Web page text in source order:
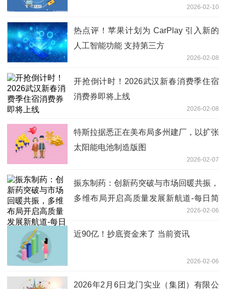
2026-02-10
热点评！苹果计划为 CarPlay 引入新的
人工智能功能 支持第三方
2026-02-08
开抢倒计时！2026武汉新春消费季住宿
消费券即将上线
2026-02-08
特斯拉据悉正在美布局多州建厂，以扩张
太阳能电池制造版图
2026-02-07
振东制药：创新药突破与市场回暖共振，
多维布局开启高质量发展新航道-每日简
2026-02-06
近90亿！抄底资金来了 当前资讯
2026-02-06
2026年2月6日龙门实业（集团）有限公